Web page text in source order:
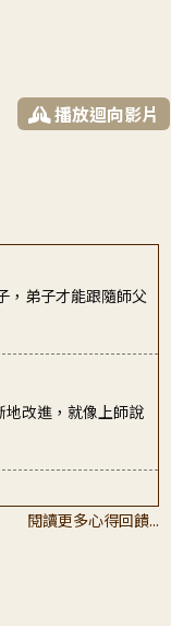
播放迴向影片
地改進，就像上師說
時，學著把自己的
，弟子才能跟隨師父
閱讀更多心得回饋...